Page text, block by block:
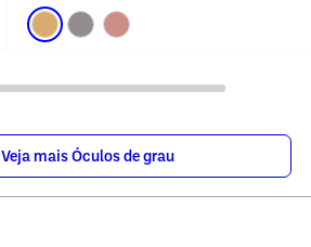
Veja mais Óculos de grau